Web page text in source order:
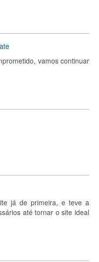
vamos continuar
já de primeira, e teve a
até tornar o site ideal